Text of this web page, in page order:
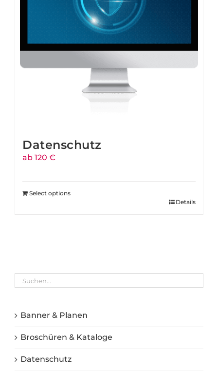
Datenschutz
ab 120 €
Select options
Details
Banner & Planen
Broschüren & Kataloge
Datenschutz